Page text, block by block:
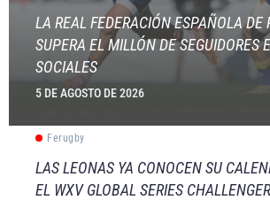
LA REAL FEDERACIÓN ESPAÑOLA DE
SUPERA EL MILLÓN DE SEGUIDORES
SOCIALES
5 DE AGOSTO DE 2026
Ferugby
LAS LEONAS YA CONOCEN SU
EL WXV GLOBAL SERIES